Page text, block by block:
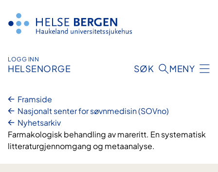
innhald
LOGG INN
HELSENORGE SØK MENY
Framside
Nasjonalt senter for søvnmedisin (SOVno)
Nyhetsarkiv
Farmakologisk behandling av mareritt. En systematisk
litteraturgjennomgang og metaanalyse.